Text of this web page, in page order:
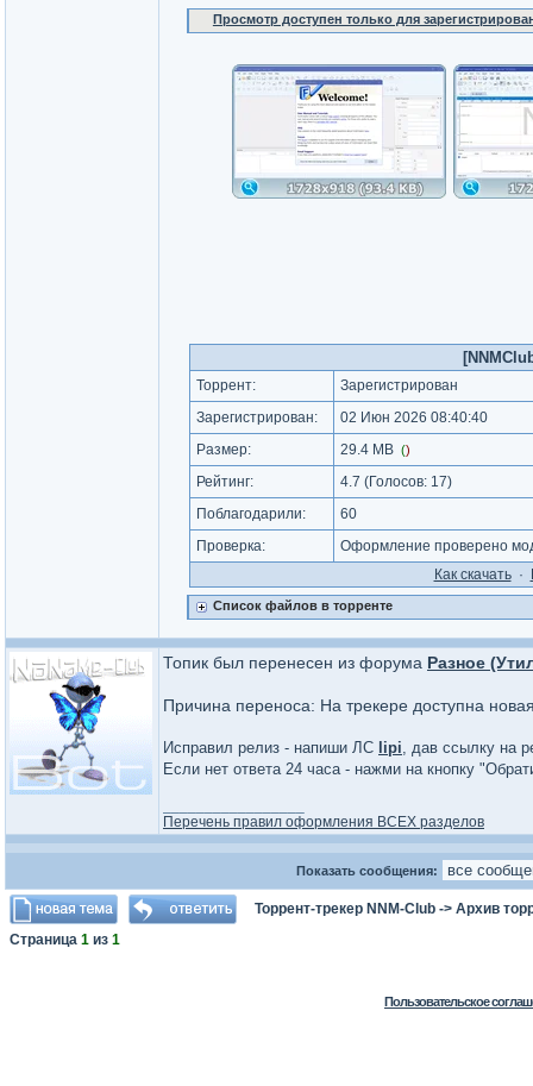
Просмотр доступен только для
Торрент:
Зарегистрирован
Зарегистрирован:
02 Июн 2026 08:40:40
Размер:
29.4 MB ()
Рейтинг: 4.7 (Голосов: 17)
Поблагодарили:
60
Проверка:
Оформление проверено
Как cкачать·
Список файлов в торренте
Топик был перенесен из форума Разное
Причина переноса: На трекере доступна
Исправил релиз - напиши ЛС lipi, дав ссылку на
Если нет ответа 24 часа - нажми на кнопку
Перечень правил оформления ВСЕХ разделов
Показать сообщения:
Торрент-трекер NNM-Club -> Архив
Страница 1 из 1
Пользовательское